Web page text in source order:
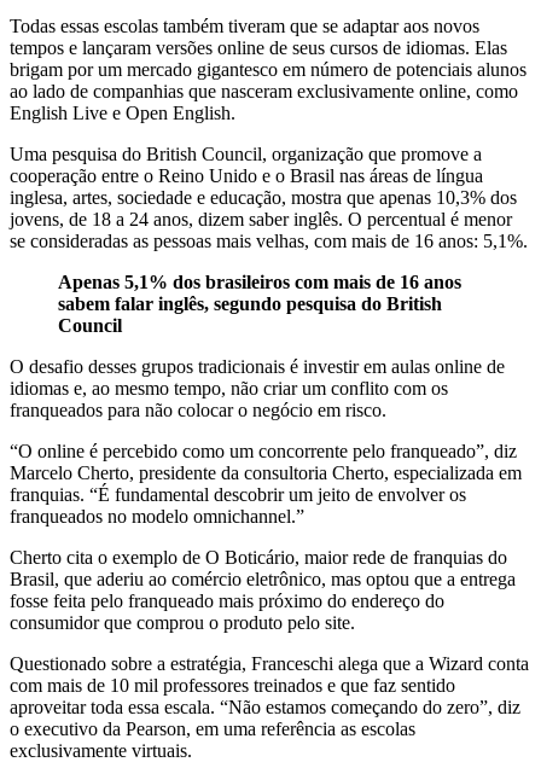
Todas essas escolas também tiveram que se adaptar aos novos
tempos e lançaram versões online de seus cursos de idiomas. Elas
brigam por um mercado gigantesco em número de potenciais alunos
ao lado de companhias que nasceram exclusivamente online, como
English Live e Open English.
Uma pesquisa do British Council, organização que promove a
cooperação entre o Reino Unido e o Brasil nas áreas de língua
inglesa, artes, sociedade e educação, mostra que apenas 10,3% dos
jovens, de 18 a 24 anos, dizem saber inglês. O percentual é menor
se consideradas as pessoas mais velhas, com mais de 16 anos: 5,1%.
Apenas 5,1% dos brasileiros com mais de 16 anos
sabem falar inglês, segundo pesquisa do British
Council
O desafio desses grupos tradicionais é investir em aulas online de
idiomas e, ao mesmo tempo, não criar um conflito com os
franqueados para não colocar o negócio em risco.
“O online é percebido como um concorrente pelo franqueado”, diz
Marcelo Cherto, presidente da consultoria Cherto, especializada em
franquias. “É fundamental descobrir um jeito de envolver os
franqueados no modelo omnichannel.”
Cherto cita o exemplo de O Boticário, maior rede de franquias do
Brasil, que aderiu ao comércio eletrônico, mas optou que a entrega
fosse feita pelo franqueado mais próximo do endereço do
consumidor que comprou o produto pelo site.
Questionado sobre a estratégia, Franceschi alega que a Wizard conta
com mais de 10 mil professores treinados e que faz sentido
aproveitar toda essa escala. “Não estamos começando do zero”, diz
o executivo da Pearson, em uma referência as escolas
exclusivamente virtuais.